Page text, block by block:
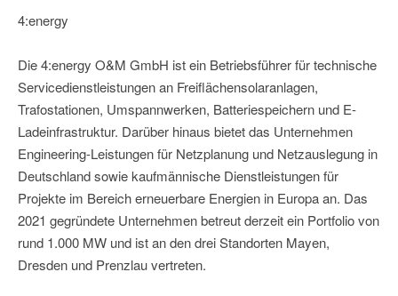
4:energy
Die 4:energy O&M GmbH ist ein Betriebsführer für technische
Servicedienstleistungen an Freiflächensolaranlagen,
Trafostationen, Umspannwerken, Batteriespeichern und E-
Ladeinfrastruktur. Darüber hinaus bietet das Unternehmen
Engineering-Leistungen für Netzplanung und Netzauslegung in
Deutschland sowie kaufmännische Dienstleistungen für
Projekte im Bereich erneuerbare Energien in Europa an. Das
2021 gegründete Unternehmen betreut derzeit ein Portfolio von
rund 1.000 MW und ist an den drei Standorten Mayen,
Dresden und Prenzlau vertreten.